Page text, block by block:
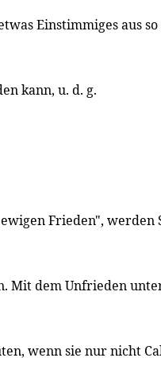
Einstimmiges aus
kann, u. d. g.
Frieden", werden
Mit dem Unfrieden
wenn sie nur nicht